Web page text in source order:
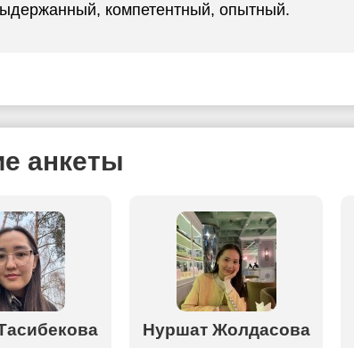
компетентный, опытный.
анкеты
Нуршат Жолдасова